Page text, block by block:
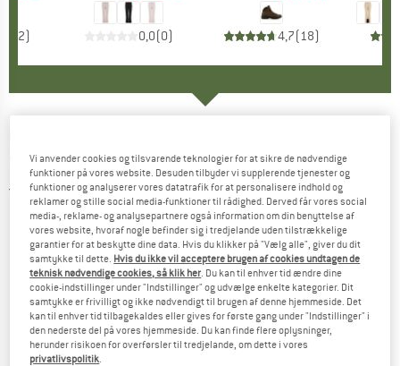
2) 0,0(0) 4,7(18)
Snowpants - Skibukser
4,5(2)
Vi anvender cookies og tilsvarende teknologier for at sikre de nødvendige
funktioner på vores website. Desuden tilbyder vi supplerende tjenester og
funktioner og analyserer vores datatrafik for at personalisere indhold og
reklamer og stille social media-funktioner til rådighed. Derved får vores social
media-, reklame- og analysepartnere også information om din benyttelse af
vores website, hvoraf nogle befinder sig i tredjelande uden tilstrækkelige
garantier for at beskytte dine data. Hvis du klikker på "Vælg alle", giver du dit
samtykke til dette. Hvis du ikke vil acceptere brugen af cookies undtagen de
teknisk nødvendige cookies, så klik her . Du kan til enhver tid ændre dine
cookie-indstillinger under "Indstillinger" og udvælge enkelte kategorier. Dit
samtykke er frivilligt og ikke nødvendigt til brugen af denne hjemmeside. Det
kan til enhver tid tilbagekaldes eller gives for første gang under "Indstillinger" i
den nederste del på vores hjemmeside. Du kan finde flere oplysninger,
herunder risikoen for overførsler til tredjelande, om dette i vores
privatlivspolitik